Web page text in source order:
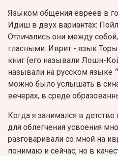
Языком общения евреев в
Идиш в двух вариантах:
Отличались они между
гласными. Иврит - язык
книг (его называли Лошн-
называли на русском языке ״Древнееврейский”
можно было услышать в
вечерах, в среде
Когда я занимался в
для облегчения усвоения
разговаривали со мной на
понимаю и сейчас, но в